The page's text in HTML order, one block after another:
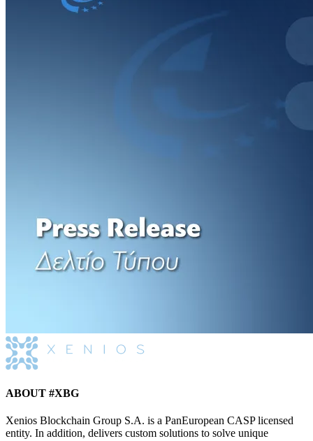
ABOUT #XBG
Xenios Blockchain Group S.A. is a PanEuropean CASP licensed
entity. In addition, delivers custom solutions to solve unique